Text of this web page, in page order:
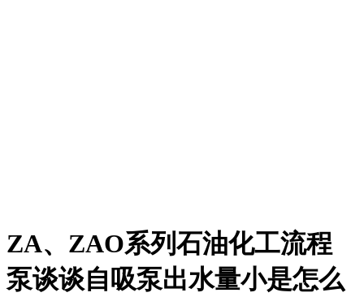
ZA、ZAO系列石油化工流程
泵谈谈自吸泵出水量小是怎么